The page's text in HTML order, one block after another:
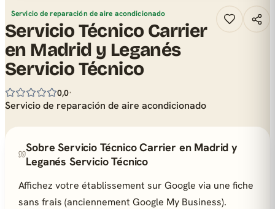
Servicio de reparación de aire acondicionado
Servicio Técnico Carrier
en Madrid y Leganés
Servicio Técnico
0,0·
Servicio de reparación de aire acondicionado
Sobre Servicio Técnico Carrier en Madrid y
Leganés Servicio Técnico
Affichez votre établissement sur Google via une fiche
sans frais (anciennement Google My Business).